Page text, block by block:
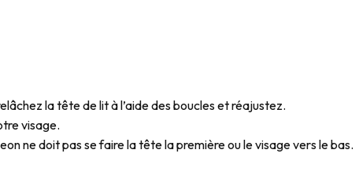
la tête de lit à l’aide des boucles et réajustez.
visage.
ne doit pas se faire la tête la première ou le visage vers le bas.